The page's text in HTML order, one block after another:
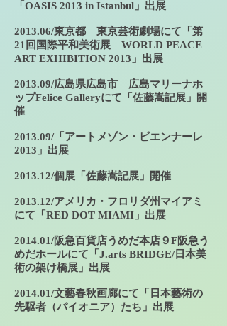
「OASIS 2013 in Istanbul」出展
2013.06/東京都 東京芸術劇場にて「第
21回国際平和美術展 WORLD PEACE
ART EXHIBITION 2013」出展
2013.09/広島県広島市 広島マリーナホ
ップFelice Galleryにて「佐藤嵩記展」開
催
2013.09/「アートメゾン・ビエンナーレ
2013」出展
2013.12/個展「佐藤嵩記展」開催
2013.12/アメリカ・フロリダ州マイアミ
にて「RED DOT MIAMI」出展
2014.01/阪急百貨店うめだ本店９F阪急う
めだホールにて「J.arts BRIDGE/日本美
術の架け橋展」出展
2014.01/文藝春秋画廊にて「日本藝術の
先駆者（パイオニア）たち」出展